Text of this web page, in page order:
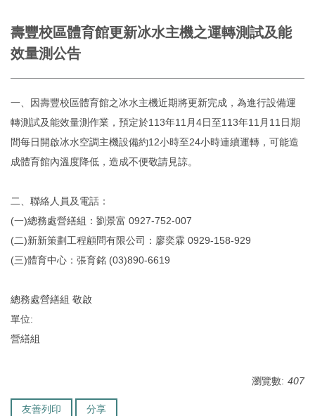
壽豐校區體育館更新冰水主機之運轉測試及能
效量測公告
一、因壽豐校區體育館之冰水主機近期將更新完成，為進行設備運
轉測試及能效量測作業，預定於113年11月4日至113年11月11日期
間每日開啟冰水空調主機設備約12小時至24小時連續運轉，可能造
成體育館內溫度降低，造成不便敬請見諒。
二、聯絡人員及電話：
(一)總務處營繕組：劉景富 0927-752-007
(二)新新策劃工程顧問有限公司：廖奕霖 0929-158-929
(三)體育中心：張育銘 (03)890-6619
總務處營繕組 敬啟
單位:
營繕組
瀏覽數: 407
友善列印 分享